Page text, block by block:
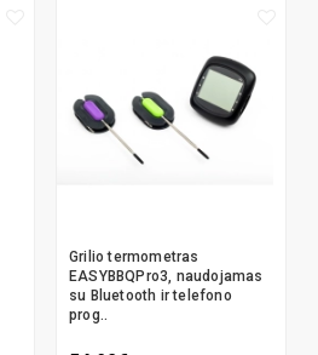
Grilio termometras
EASYBBQPro3, naudojamas
su Bluetooth ir telefono
prog..